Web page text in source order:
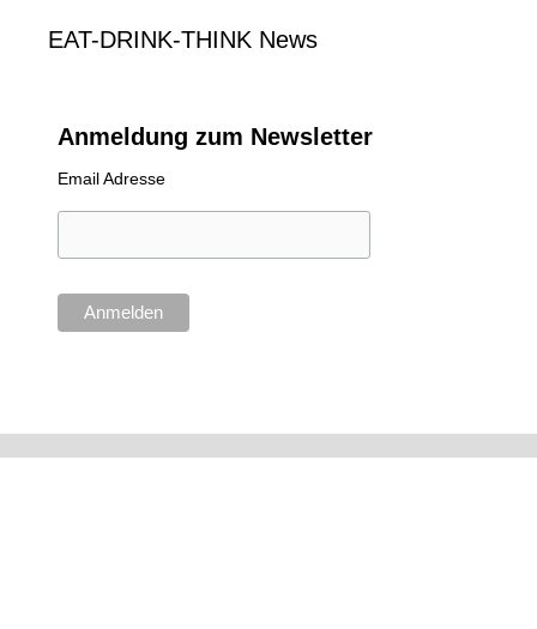
EAT-DRINK-THINK News
Anmeldung zum Newsletter
Email Adresse